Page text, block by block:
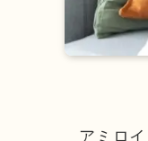
アミロ